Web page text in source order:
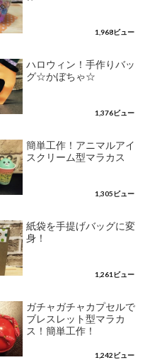
1,968ビュー
ハロウィン！手作りバッ
グ☆かぼちゃ☆
1,376ビュー
簡単工作！アニマルアイ
スクリーム型マラカス
1,305ビュー
紙袋を手提げバッグに変
身！
1,261ビュー
ガチャガチャカプセルで
ブレスレット型マラカ
ス！簡単工作！
1,242ビュー